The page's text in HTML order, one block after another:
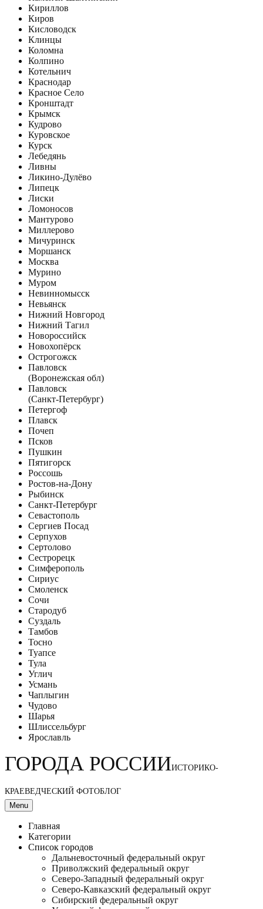
Кириллов
Киров
Кисловодск
Клинцы
Коломна
Колпино
Котельнич
Краснодар
Красное Село
Кронштадт
Крымск
Кудрово
Куровское
Курск
Лебедянь
Ливны
Ликино-Дулёво
Липецк
Лиски
Ломоносов
Мантурово
Миллерово
Мичуринск
Моршанск
Москва
Мурино
Муром
Невинномысск
Невьянск
Нижний Новгород
Нижний Тагил
Новороссийск
Новохопёрск
Острогожск
Павловск
(Воронежская обл)
Павловск
(Санкт-Петербург)
Петергоф
Плавск
Почеп
Псков
Пушкин
Пятигорск
Россошь
Ростов-на-Дону
Рыбинск
Санкт-Петербург
Севастополь
Сергиев Посад
Серпухов
Сертолово
Сестрорецк
Симферополь
Сириус
Смоленск
Сочи
Стародуб
Суздаль
Тамбов
Тосно
Туапсе
Тула
Углич
Усмань
Чаплыгин
Чудово
Шарья
Шлиссельбург
Ярославль
ГОРОДА РОССИИИСТОРИКО-
КРАЕВЕДЧЕСКИЙ ФОТОБЛОГ
Menu
Главная
Категории
Список городов
Дальневосточный федеральный округ
Приволжский федеральный округ
Северо-Западный федеральный округ
Северо-Кавказский федеральный округ
Сибирский федеральный округ